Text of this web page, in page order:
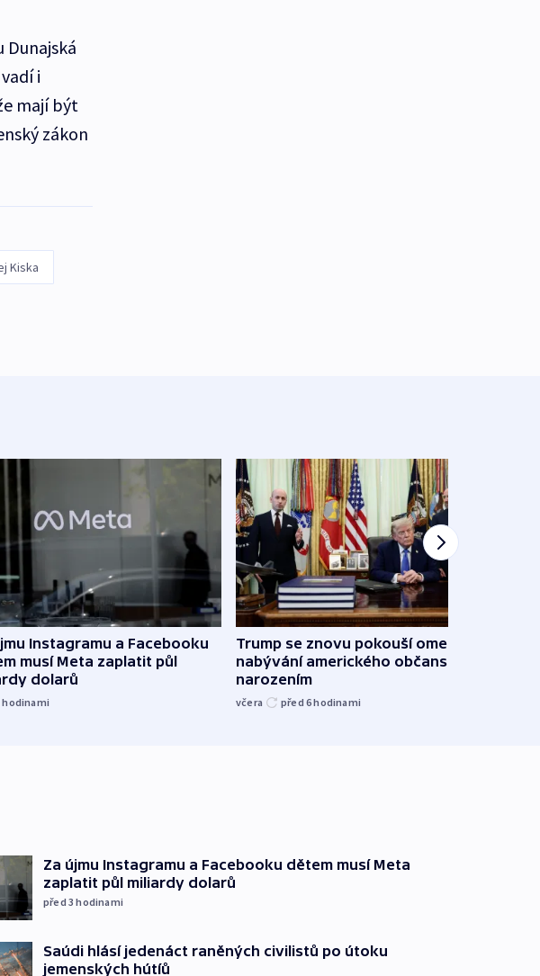
i
mají být
zákon
Kiska
Instagramu a Facebooku
musí Meta zaplatit půl
dolarů
hodinami
Trump se znovu pokouší omezit
nabývání amerického občanství
narozením
včera před 6hodinami
Za újmu Instagramu a Facebooku dětem musí Meta
zaplatit půl miliardy dolarů
před 3hodinami
Saúdi hlásí jedenáct raněných civilistů po útoku
jemenských hútíů